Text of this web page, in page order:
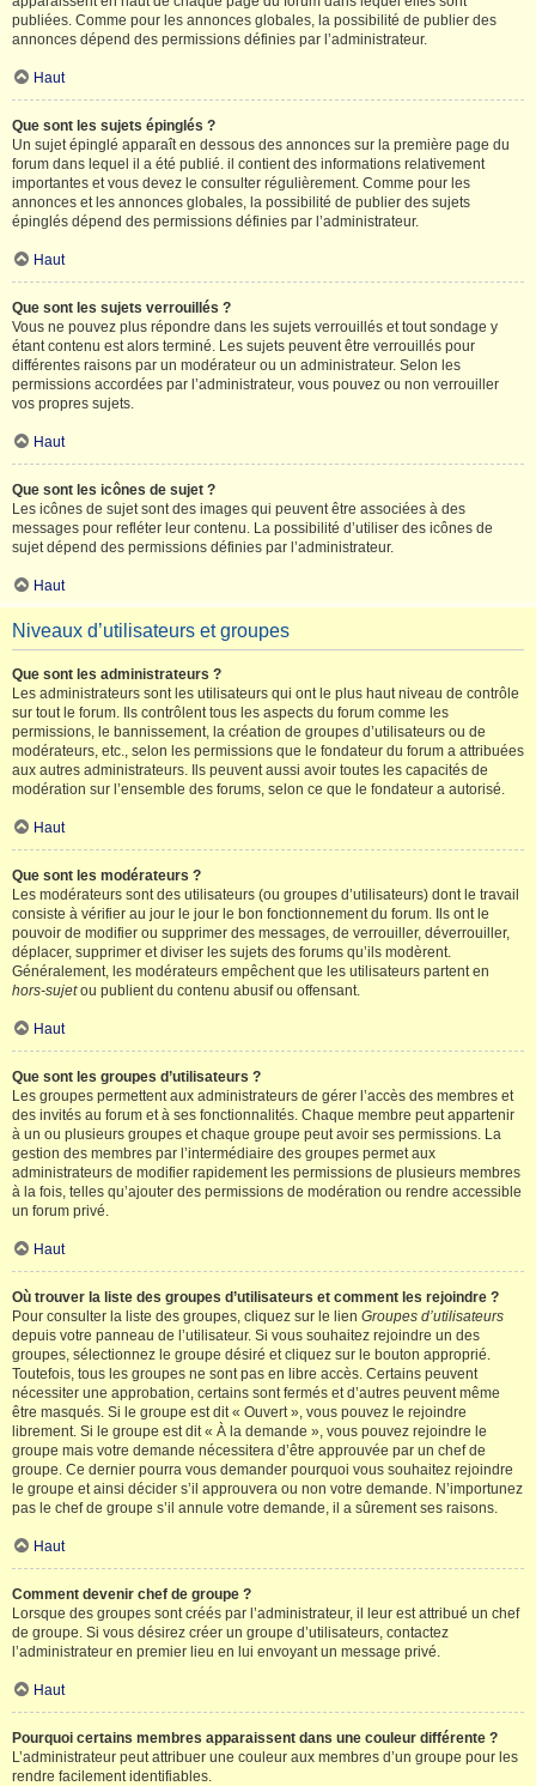
publiées. Comme pour les annonces globales, la possibilité de publier des
annonces dépend des permissions définies par l’administrateur.
Haut
Que sont les sujets épinglés ?
Un sujet épinglé apparaît en dessous des annonces sur la première page du
forum dans lequel il a été publié. il contient des informations relativement
importantes et vous devez le consulter régulièrement. Comme pour les
annonces et les annonces globales, la possibilité de publier des sujets
épinglés dépend des permissions définies par l’administrateur.
Haut
Que sont les sujets verrouillés ?
Vous ne pouvez plus répondre dans les sujets verrouillés et tout sondage y
étant contenu est alors terminé. Les sujets peuvent être verrouillés pour
différentes raisons par un modérateur ou un administrateur. Selon les
permissions accordées par l’administrateur, vous pouvez ou non verrouiller
vos propres sujets.
Haut
Que sont les icônes de sujet ?
Les icônes de sujet sont des images qui peuvent être associées à des
messages pour refléter leur contenu. La possibilité d’utiliser des icônes de
sujet dépend des permissions définies par l’administrateur.
Haut
Niveaux d’utilisateurs et groupes
Que sont les administrateurs ?
Les administrateurs sont les utilisateurs qui ont le plus haut niveau de contrôle
sur tout le forum. Ils contrôlent tous les aspects du forum comme les
permissions, le bannissement, la création de groupes d’utilisateurs ou de
modérateurs, etc., selon les permissions que le fondateur du forum a attribuées
aux autres administrateurs. Ils peuvent aussi avoir toutes les capacités de
modération sur l’ensemble des forums, selon ce que le fondateur a autorisé.
Haut
Que sont les modérateurs ?
Les modérateurs sont des utilisateurs (ou groupes d’utilisateurs) dont le travail
consiste à vérifier au jour le jour le bon fonctionnement du forum. Ils ont le
pouvoir de modifier ou supprimer des messages, de verrouiller, déverrouiller,
déplacer, supprimer et diviser les sujets des forums qu’ils modèrent.
Généralement, les modérateurs empêchent que les utilisateurs partent en
hors-sujetou publient du contenu abusif ou offensant.
Haut
Que sont les groupes d’utilisateurs ?
Les groupes permettent aux administrateurs de gérer l’accès des membres et
des invités au forum et à ses fonctionnalités. Chaque membre peut appartenir
à un ou plusieurs groupes et chaque groupe peut avoir ses permissions. La
gestion des membres par l’intermédiaire des groupes permet aux
administrateurs de modifier rapidement les permissions de plusieurs membres
à la fois, telles qu’ajouter des permissions de modération ou rendre accessible
un forum privé.
Haut
Où trouver la liste des groupes d’utilisateurs et comment les rejoindre ?
Pour consulter la liste des groupes, cliquez sur le lien Groupes d’utilisateurs
depuis votre panneau de l’utilisateur. Si vous souhaitez rejoindre un des
groupes, sélectionnez le groupe désiré et cliquez sur le bouton approprié.
Toutefois, tous les groupes ne sont pas en libre accès. Certains peuvent
nécessiter une approbation, certains sont fermés et d’autres peuvent même
être masqués. Si le groupe est dit « Ouvert », vous pouvez le rejoindre
librement. Si le groupe est dit « À la demande », vous pouvez rejoindre le
groupe mais votre demande nécessitera d’être approuvée par un chef de
groupe. Ce dernier pourra vous demander pourquoi vous souhaitez rejoindre
le groupe et ainsi décider s’il approuvera ou non votre demande. N’importunez
pas le chef de groupe s’il annule votre demande, il a sûrement ses raisons.
Haut
Comment devenir chef de groupe ?
Lorsque des groupes sont créés par l’administrateur, il leur est attribué un chef
de groupe. Si vous désirez créer un groupe d’utilisateurs, contactez
l’administrateur en premier lieu en lui envoyant un message privé.
Haut
Pourquoi certains membres apparaissent dans une couleur différente ?
L’administrateur peut attribuer une couleur aux membres d’un groupe pour les
rendre facilement identifiables.